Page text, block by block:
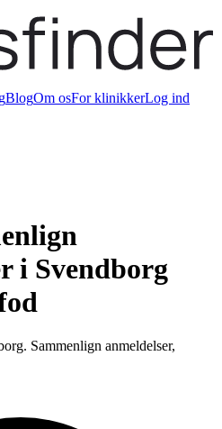
BlogOm osFor klinikkerLog ind
i Svendborg
Sammenlign anmeldelser,